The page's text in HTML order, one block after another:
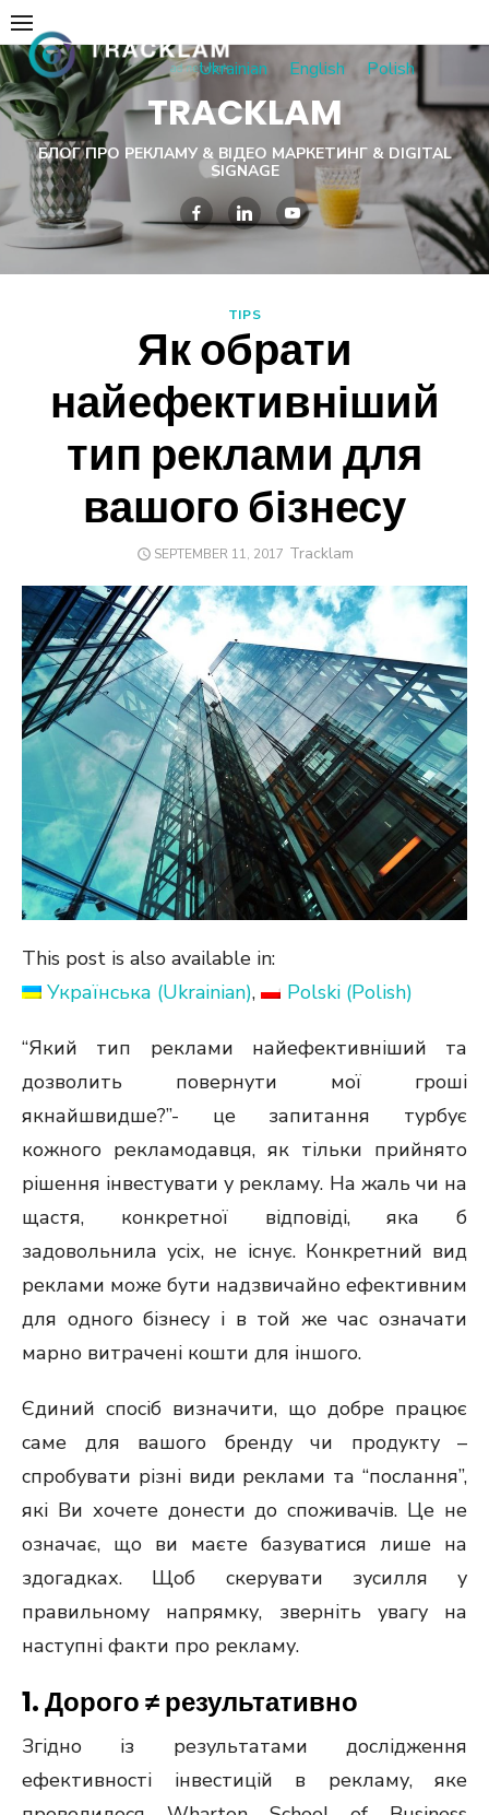
Skip
to
content
TRACKLAM
БЛОГ ПРО РЕКЛАМУ & ВІДЕО МАРКЕТИНГ & DIGITAL
SIGNAGE
Ukrainian English Polish
TIPS
Як обрати
найефективніший
тип реклами для
вашого бізнесу
POSTED
SEPTEMBER 11, 2017 Author
Tracklam
This post is also available in:
Українська (Ukrainian) Polski(Polish)
“Який тип реклами найефективніший та
дозволить повернути мої гроші
якнайшвидше?”- це запитання турбує
кожного рекламодавця, як тільки прийнято
рішення інвестувати у рекламу. На жаль чи на
щастя, конкретної відповіді, яка б
задовольнила усіх, не існує. Конкретний вид
реклами може бути надзвичайно ефективним
для одного бізнесу і в той же час означати
марно витрачені кошти для іншого.
Єдиний спосіб визначити, що добре працює
саме для вашого бренду чи продукту –
спробувати різні види реклами та “послання”,
які Ви хочете донести до споживачів. Це не
означає, що ви маєте базуватися лише на
здогадках. Щоб скерувати зусилля у
правильному напрямку, зверніть увагу на
наступні факти про рекламу.
1. Дорого ≠ результативно
Згідно із результатами дослідження
ефективності інвестицій в рекламу, яке